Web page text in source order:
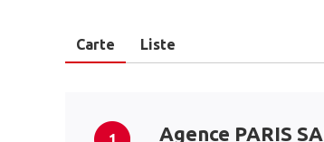
Carte Liste
Agence PARIS